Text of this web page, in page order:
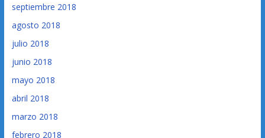
septiembre 2018
agosto 2018
julio 2018
junio 2018
mayo 2018
abril 2018
marzo 2018
febrero 2018